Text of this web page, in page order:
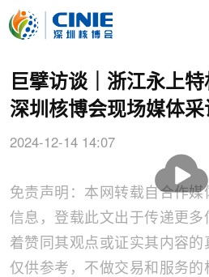
巨擘访谈｜浙江永上
深圳核博会现场媒体采
2024-12-14 14:07
放
免责声明：本网转载自合作
信息，登载此文出于传递更
着赞同其观点或证实其内容
仅供参考，不做交易和服务